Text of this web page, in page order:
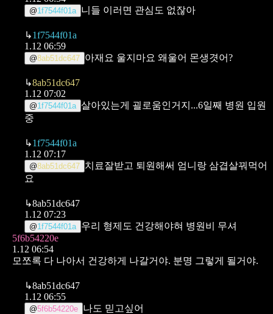
@1f7544f01a 니들 이러면 관심도 없잖아
↳1f7544f01a
1.12 06:59
@8ab51dc647 아재요 울지마요 왜울어 몬생겻어?
↳8ab51dc647
1.12 07:02
@1f7544f01a 살아있는게 괼로움인거지...6일째 병원 입원
중
↳1f7544f01a
1.12 07:17
@8ab51dc647 치료잘받고 퇴원해써 엄니랑 삼겹살꿔먹어
요
↳8ab51dc647
1.12 07:23
@1f7544f01a 우리 형제도 건강해야혀 병원비 무셔
5f6b54220e
1.12 06:54
모쪼록 다 나아서 건강하게 나갈거야. 분명 그렇게 될거야.
↳8ab51dc647
1.12 06:55
@5f6b54220e 나도 믿고싶어